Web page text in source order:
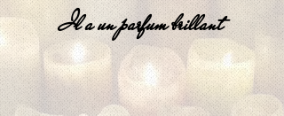
Il a un parfum brillant